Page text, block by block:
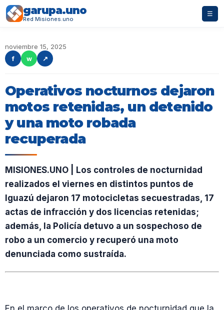
garupa.uno
Red Misiones.uno
☰
noviembre 15, 2025
f
w ↗
Operativos nocturnos dejaron
motos retenidas, un detenido
y una moto robada
recuperada
MISIONES.UNO | Los controles de nocturnidad
realizados el viernes en distintos puntos de
Iguazú dejaron 17 motocicletas secuestradas, 17
actas de infracción y dos licencias retenidas;
además, la Policía detuvo a un sospechoso de
robo a un comercio y recuperó una moto
denunciada como sustraída.